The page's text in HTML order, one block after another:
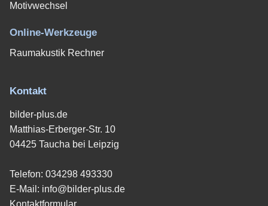
Motivwechsel
Online-Werkzeuge
Raumakustik Rechner
Kontakt
bilder-plus.de
Matthias-Erberger-Str. 10
04425 Taucha bei Leipzig
Telefon: 034298 493330
E-Mail: info@bilder-plus.de
Kontaktformular